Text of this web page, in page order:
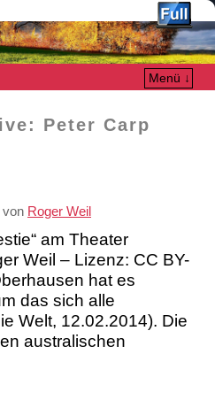
Menü ↓
Peter Carp
von Roger Weil
am Theater
Weil – Lizenz: CC BY-
hat es
das sich alle
Welt, 12.02.2014). Die
australischen